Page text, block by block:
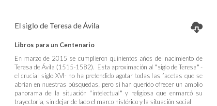
El siglo de Teresa de Ávila
Libros para un Centenario
En marzo de 2015 se cumplieron quinientos años del nacimiento de
Teresa de Ávila (1515-1582). Esta aproximación al "siglo de Teresa" -
el crucial siglo XVI- no ha pretendido agotar todas las facetas que se
abrían en nuestras búsquedas, pero sí han querido ofrecer un amplio
panorama de la situación "intelectual" y religiosa que enmarcó su
trayectoria, sin dejar de lado el marco histórico y la situación social